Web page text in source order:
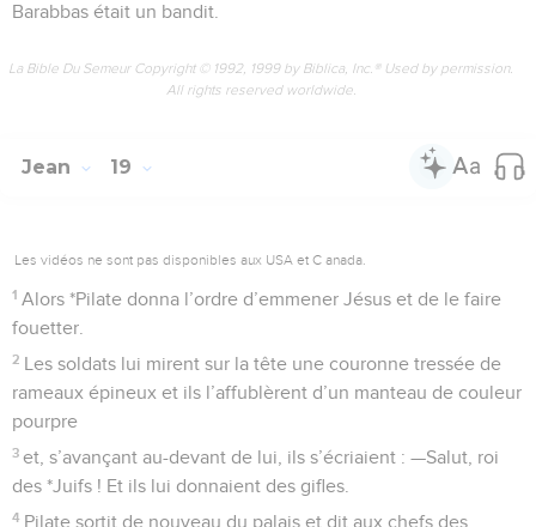
Barabbas était un bandit.
La Bible Du Semeur Copyright © 1992, 1999 by Biblica, Inc.® Used by permission.
All rights reserved worldwide.
Jean 19
Les vidéos ne sont pas disponibles aux USA et C anada.
1 Alors *Pilate donna l’ordre d’emmener Jésus et de le faire
fouetter.
2 Les soldats lui mirent sur la tête une couronne tressée de
rameaux épineux et ils l’affublèrent d’un manteau de couleur
pourpre
3 et, s’avançant au-devant de lui, ils s’écriaient : —Salut, roi
des *Juifs ! Et ils lui donnaient des gifles.
4 Pilate sortit de nouveau du palais et dit aux chefs des